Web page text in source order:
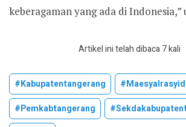
keberagaman yang ada di Indonesia,”
Artikel ini telah dibaca 7 kali
#kabupatentangerang
#maesyalrasyid
#pemkabtangerang